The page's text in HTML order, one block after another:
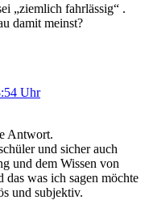
„ziemlich fahrlässig“ .
damit meinst?
Uhr
Antwort.
und sicher auch
und dem Wissen von
was ich sagen möchte
und subjektiv.